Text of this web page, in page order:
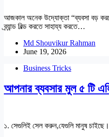
আজকাল অনেক উদ্যোক্তা “ব্যবসা বড় করবো”
ব্র্যান্ড বিল্ড করতে সাহায্য করতে…
Md Shouvikur Rahman
June 19, 2026
Business Tricks
আপনার ব্যবসার মুল ৫ টি
১. সেগুলিই সেল করুন,যেগুলি মানুষ